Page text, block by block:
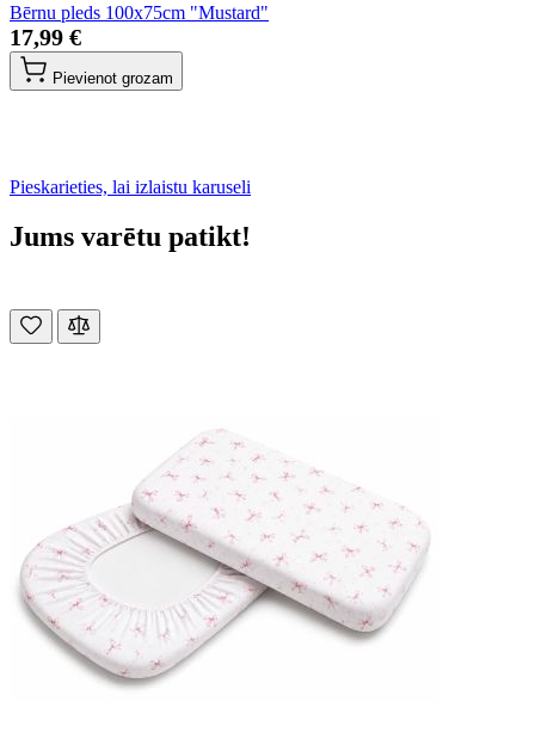
Bērnu pleds 100x75cm "Mustard"
17,99 €
Pievienot grozam
Pieskarieties, lai izlaistu karuseli
Jums varētu patikt!